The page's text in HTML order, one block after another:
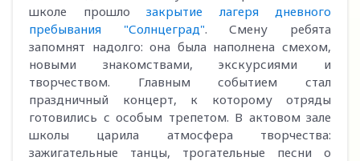
школе прошло закрытие лагеря дневного
пребывания "Солнцеград". Смену ребята
запомнят надолго: она была наполнена смехом,
новыми знакомствами, экскурсиями и
творчеством. Главным событием стал
праздничный концерт, к которому отряды
готовились с особым трепетом. В актовом зале
школы царила атмосфера творчества:
зажигательные танцы, трогательные песни о